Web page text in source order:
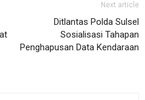
Next article
Ditlantas Polda Sulsel
Sosialisasi Tahapan
Penghapusan Data Kendaraan